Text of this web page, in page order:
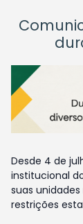
Desde 4 de
institucional
suas
restrições